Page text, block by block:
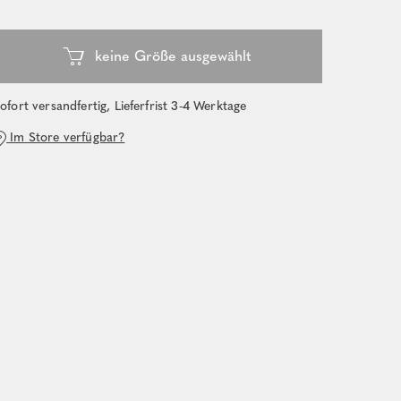
versandfertig, Lieferfrist 3-4 Werktage
Im Store verfügbar?